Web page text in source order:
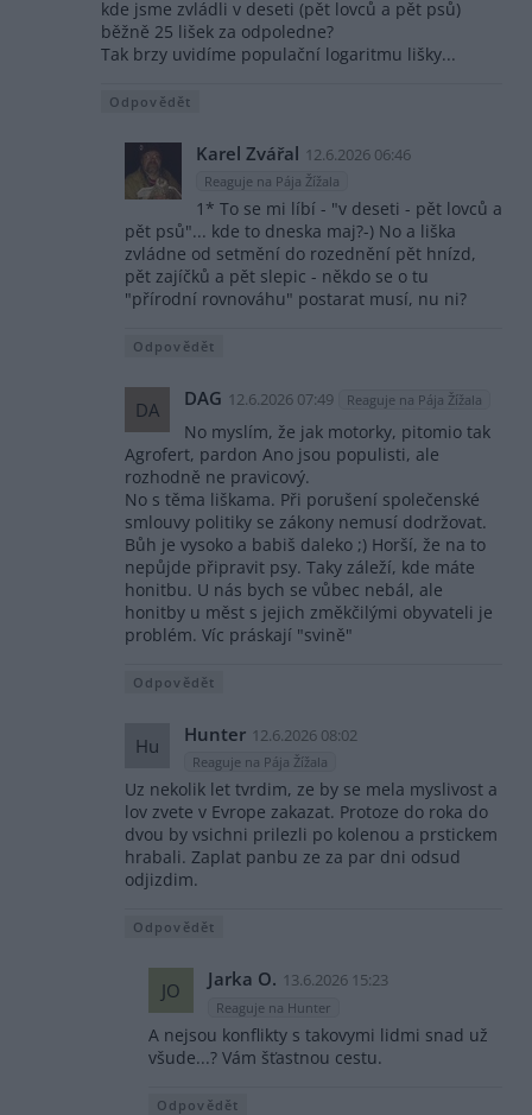
kde jsme zvládli v deseti (pět lovců a pět psů)
běžně 25 lišek za odpoledne?
Tak brzy uvidíme populační logaritmu lišky...
Odpovědět
Karel Zvářal 12.6.2026 06:46
Reaguje na Pája Žížala
1* To se mi líbí - "v deseti - pět lovců a
pět psů"... kde to dneska maj?-) No a liška
zvládne od setmění do rozednění pět hnízd,
pět zajíčků a pět slepic - někdo se o tu
"přírodní rovnováhu" postarat musí, nu ni?
Odpovědět
DA DAG 12.6.2026 07:49 Reaguje na Pája Žížala
No myslím, že jak motorky, pitomio tak
Agrofert, pardon Ano jsou populisti, ale
rozhodně ne pravicový.
No s těma liškama. Při porušení společenské
smlouvy politiky se zákony nemusí dodržovat.
Bůh je vysoko a babiš daleko ;) Horší, že na to
nepůjde připravit psy. Taky záleží, kde máte
honitbu. U nás bych se vůbec nebál, ale
honitby u měst s jejich změkčilými obyvateli je
problém. Víc práskají "svině"
Odpovědět
Hu Hunter 12.6.2026 08:02
Reaguje na Pája Žížala
Uz nekolik let tvrdim, ze by se mela myslivost a
lov zvete v Evrope zakazat. Protoze do roka do
dvou by vsichni prilezli po kolenou a prstickem
hrabali. Zaplat panbu ze za par dni odsud
odjizdim.
Odpovědět
JO Jarka O. 13.6.2026 15:23
Reaguje na Hunter
A nejsou konflikty s takovymi lidmi snad už
všude...? Vám šťastnou cestu.
Odpovědět